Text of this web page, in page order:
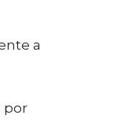
a
por